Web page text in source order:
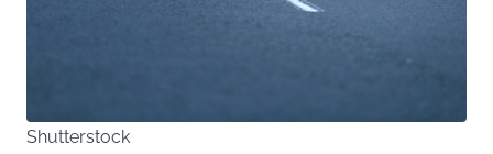
Shutterstock